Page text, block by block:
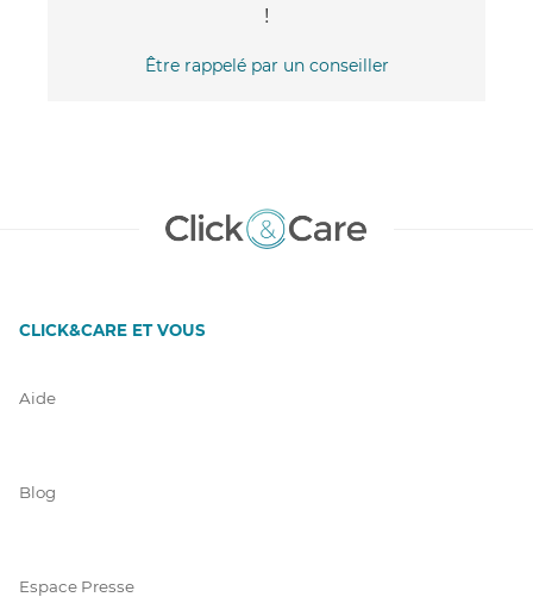
!
Être rappelé par un conseiller
CLICK&CARE ET VOUS
Aide
Blog
Espace Presse